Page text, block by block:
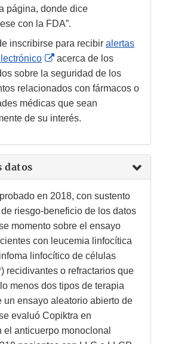
página, donde dice
con la FDA”.
inscribirse para recibir alertas
External
Link
Disclaimer
acerca de los
sobre la seguridad de los
relacionados con fármacos o
médicas que sean
de su interés.
datos
en 2018, con sustento
riesgo-beneficio de los datos
momento sobre el ensayo
con leucemia linfocítica
linfocítico de células
recidivantes o refractarios que
menos dos tipos de terapia
un ensayo aleatorio abierto de
evaluó Copiktra en
el anticuerpo monoclonal